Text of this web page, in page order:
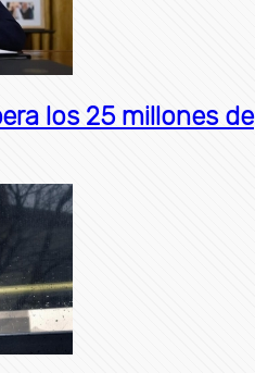
los 25 millones de